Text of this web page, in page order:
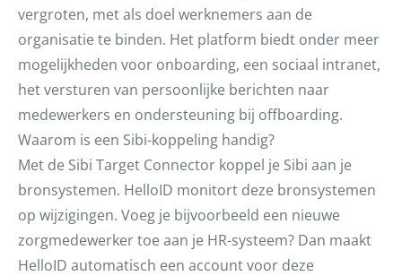
vergroten, met als doel werknemers aan de
organisatie te binden. Het platform biedt onder meer
mogelijkheden voor onboarding, een sociaal intranet,
het versturen van persoonlijke berichten naar
medewerkers en ondersteuning bij offboarding.
Waarom is een Sibi-koppeling handig?
Met de Sibi Target Connector koppel je Sibi aan je
bronsystemen. HelloID monitort deze bronsystemen
op wijzigingen. Voeg je bijvoorbeeld een nieuwe
zorgmedewerker toe aan je HR-systeem? Dan maakt
HelloID automatisch een account voor deze